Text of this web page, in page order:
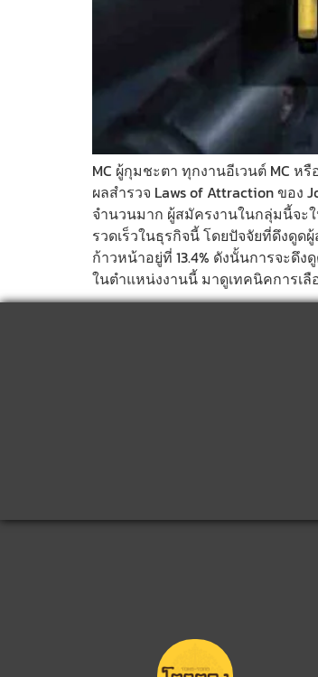
MC ผู้กุมชะตา ทุกงานอีเวนต์ MC
ผลสำรวจ Laws of Attraction ขอ
จำนวนมาก ผู้สมัครงานในกลุ่มนี้จะ
รวดเร็วในธุรกิจนี้ โดยปัจจัยที่ดึงดูด
ก้าวหน้าอยู่ที่ 13.4% ดังนั้นการจะดึ
ในตำแหน่งงานนี้ มาดูเทคนิคการเลื